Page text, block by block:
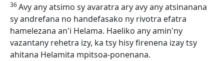
36Avy any atsimo sy avaratra ary avy any atsinanana
sy andrefana no handefasako ny rivotra efatra
hamelezana an'i Helama. Haeliko any amin'ny
vazantany rehetra izy, ka tsy hisy firenena izay tsy
ahitana Helamita mpitsoa-ponenana.